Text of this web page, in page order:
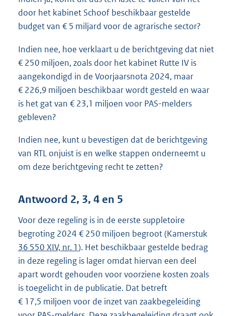
door het kabinet Schoof beschikbaar gestelde
budget van € 5 miljard voor de agrarische sector?
Indien nee, hoe verklaart u de berichtgeving dat niet
€ 250 miljoen, zoals door het kabinet Rutte IV is
aangekondigd in de Voorjaarsnota 2024, maar
€ 226,9 miljoen beschikbaar wordt gesteld en waar
is het gat van € 23,1 miljoen voor PAS-melders
gebleven?
Indien nee, kunt u bevestigen dat de berichtgeving
van RTL onjuist is en welke stappen onderneemt u
om deze berichtgeving recht te zetten?
Antwoord 2, 3, 4 en 5
Voor deze regeling is in de eerste suppletoire
begroting 2024 € 250 miljoen begroot (Kamerstuk
36 550 XIV, nr. 1). Het beschikbaar gestelde bedrag
in deze regeling is lager omdat hiervan een deel
apart wordt gehouden voor voorziene kosten zoals
is toegelicht in de publicatie. Dat betreft
€ 17,5 miljoen voor de inzet van zaakbegeleiding